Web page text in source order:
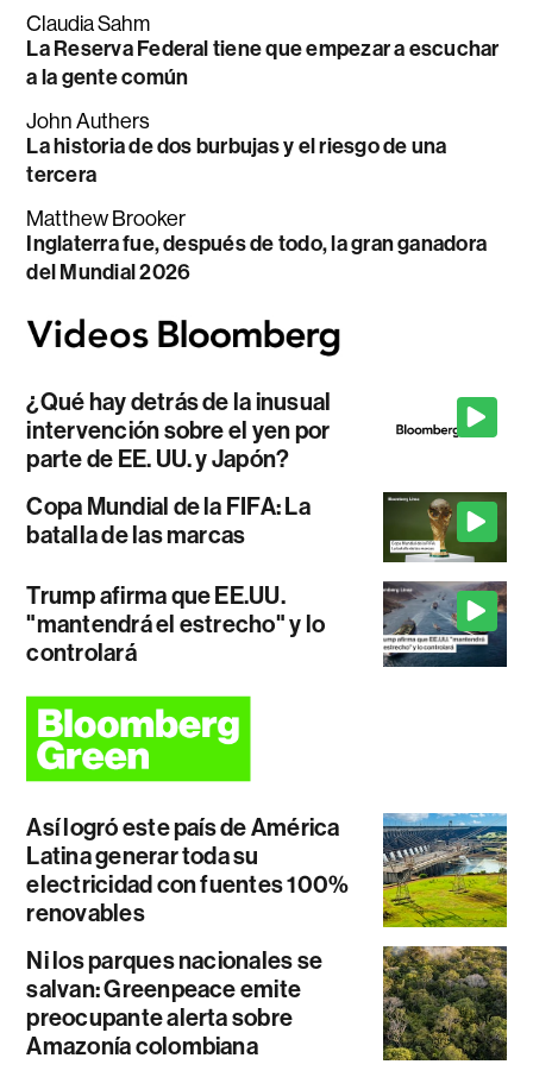
Claudia Sahm
La Reserva Federal tiene que empezar a escuchar
a la gente común
John Authers
La historia de dos burbujas y el riesgo de una
tercera
Matthew Brooker
Inglaterra fue, después de todo, la gran ganadora
del Mundial 2026
¿Qué hay detrás de la inusual
intervención sobre el yen por
parte de EE. UU. y Japón?
Copa Mundial de la FIFA: La
batalla de las marcas
Trump afirma que EE.UU.
"mantendrá el estrecho" y lo
controlará
Así logró este país de América
Latina generar toda su
electricidad con fuentes 100%
renovables
Ni los parques nacionales se
salvan: Greenpeace emite
preocupante alerta sobre
Amazonía colombiana